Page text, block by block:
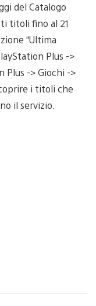
del Catalogo
titoli fino al 21
“Ultima
Plus ->
Plus -> Giochi ->
i titoli che
il servizio.